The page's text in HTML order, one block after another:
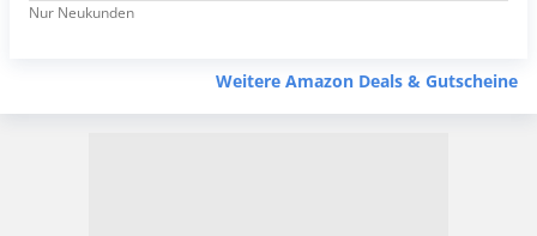
Nur Neukunden
Weitere Amazon Deals & Gutscheine